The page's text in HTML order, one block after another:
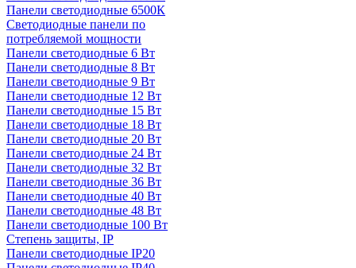
Панели светодиодные 6500К
Светодиодные панели по
потребляемой мощности
Панели светодиодные 6 Вт
Панели светодиодные 8 Вт
Панели светодиодные 9 Вт
Панели светодиодные 12 Вт
Панели светодиодные 15 Вт
Панели светодиодные 18 Вт
Панели светодиодные 20 Вт
Панели светодиодные 24 Вт
Панели светодиодные 32 Вт
Панели светодиодные 36 Вт
Панели светодиодные 40 Вт
Панели светодиодные 48 Вт
Панели светодиодные 100 Вт
Степень защиты, IP
Панели светодиодные IP20